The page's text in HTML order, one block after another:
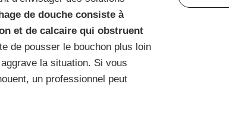
de douche consiste à
et de calcaire qui obstruent
de pousser le bouchon plus loin
la situation. Si vous
un professionnel peut